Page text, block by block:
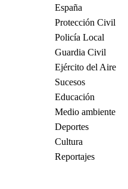
España
Protección Civil
Policía Local
Guardia Civil
Ejército del Aire
Sucesos
Educación
Medio ambiente
Deportes
Cultura
Reportajes